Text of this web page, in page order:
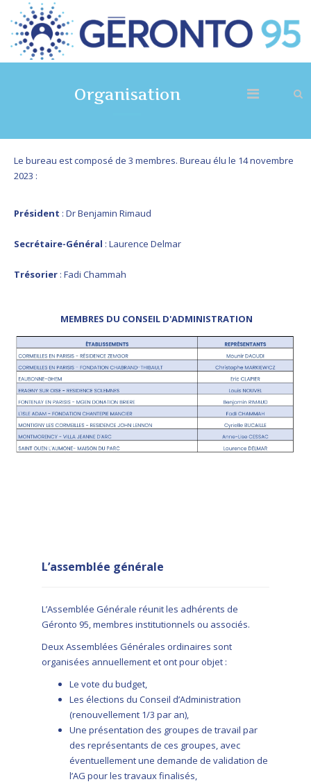
Organisation
Le bureau est composé de 3 membres. Bureau élu le 14 novembre
2023 :
Président : Dr Benjamin Rimaud
Secrétaire-Général : Laurence Delmar
Trésorier : Fadi Chammah
MEMBRES DU CONSEIL D'ADMINISTRATION
L’assemblée générale
L’Assemblée Générale réunit les adhérents de
Géronto 95, membres institutionnels ou associés.
Deux Assemblées Générales ordinaires sont
organisées annuellement et ont pour objet :
Le vote du budget,
Les élections du Conseil d’Administration
(renouvellement 1/3 par an),
Une présentation des groupes de travail par
des représentants de ces groupes, avec
éventuellement une demande de validation de
l’AG pour les travaux finalisés,